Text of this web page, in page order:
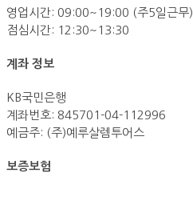
영업시간: 09:00~19:00 (주5일근무)
점심시간: 12:30~13:30
계좌 정보
KB국민은행
계좌번호: 845701-04-112996
예금주: (주)예루살렘투어스
보증보험